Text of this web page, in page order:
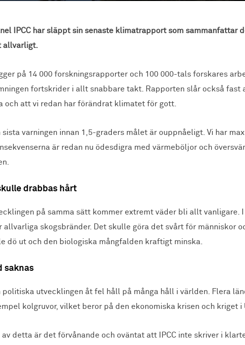
IPCC har släppt sin senaste klimatrapport som sammanfattar
allvarligt.
på 14 000 forskningsrapporter och 100 000-tals forskares
fortskrider i allt snabbare takt. Rapporten slår också fast
och att vi redan har förändrat klimatet för gott.
sista varningen innan 1,5-graders målet är ouppnåeligt. Vi har
är redan nu ödesdigra med värmeböljor och
drabbas hårt
på samma sätt kommer extremt väder bli allt vanligare.
allvarliga skogsbränder. Det skulle göra det svårt för människor
dö ut och den biologiska mångfalden kraftigt minska.
saknas
politiska utvecklingen åt fel håll på många håll i världen. Flera
kolgruvor, vilket beror på den ekonomiska krisen och kriget i
av detta är det förvånande och oväntat att IPCC inte skriver i